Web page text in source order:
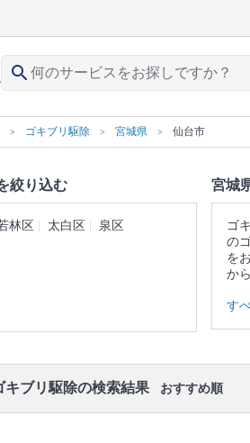
search
ゴキブリ駆除 宮城県 仙台市
絞り込む
林区 太白区 泉区
宮城
ゴ
の
を
か
▼
り
す
キブリ駆除の検索結果 おすすめ順